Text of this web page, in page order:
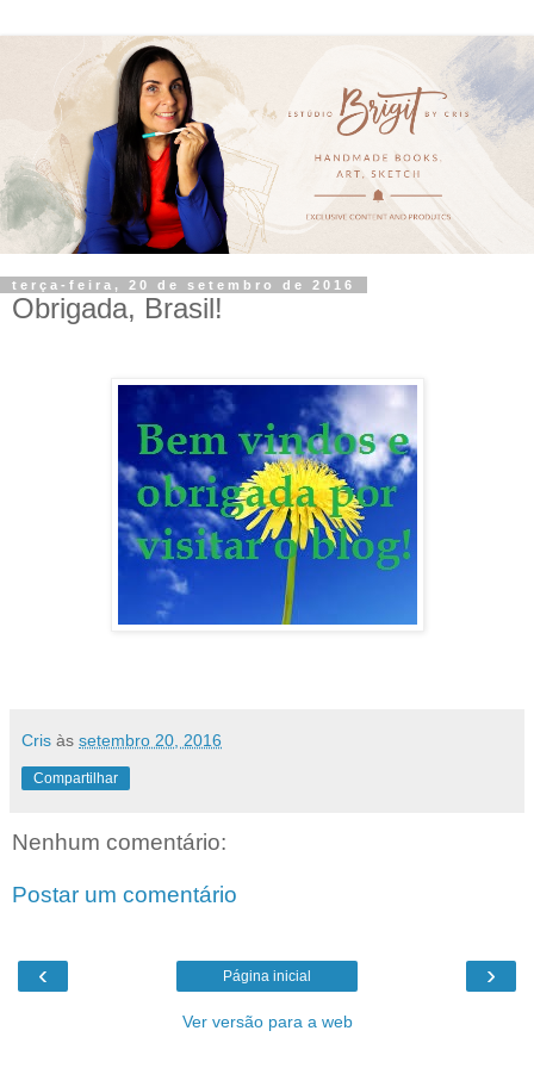
terça-feira, 20 de setembro de 2016
Obrigada, Brasil!
Cris às setembro 20, 2016
Compartilhar
Nenhum comentário:
Postar um comentário
‹ ›
Página inicial
Ver versão para a web